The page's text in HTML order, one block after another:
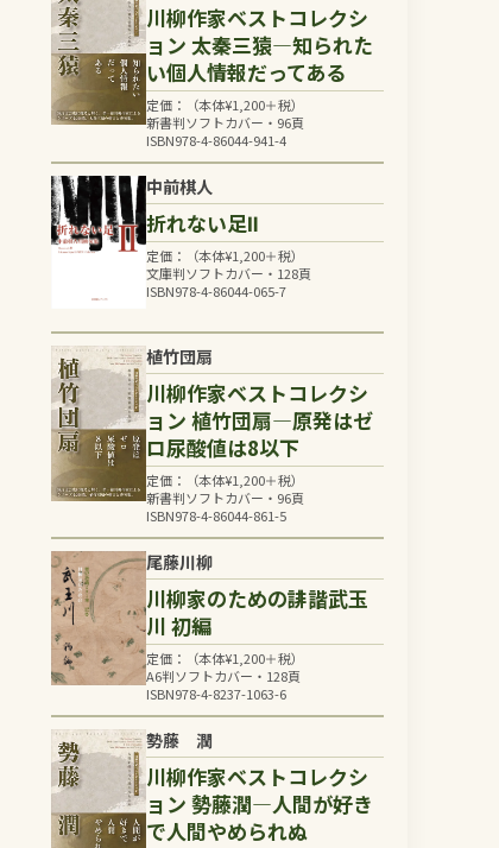
川柳作家ベストコレクシ
ョン 太秦三猿―知られた
い個人情報だってある
定価：（本体¥1,200＋税）
新書判ソフトカバー・96頁
ISBN978-4-86044-941-4
中前棋人
折れない足Ⅱ
定価：（本体¥1,200＋税）
文庫判ソフトカバー・128頁
ISBN978-4-86044-065-7
植竹団扇
川柳作家ベストコレクシ
ョン 植竹団扇―原発はゼ
ロ尿酸値は8以下
定価：（本体¥1,200＋税）
新書判ソフトカバー・96頁
ISBN978-4-86044-861-5
尾藤川柳
川柳家のための誹諧武玉
川 初編
定価：（本体¥1,200＋税）
A6判ソフトカバー・128頁
ISBN978-4-8237-1063-6
勢藤 潤
川柳作家ベストコレクシ
ョン 勢藤潤―人間が好き
で人間やめられぬ